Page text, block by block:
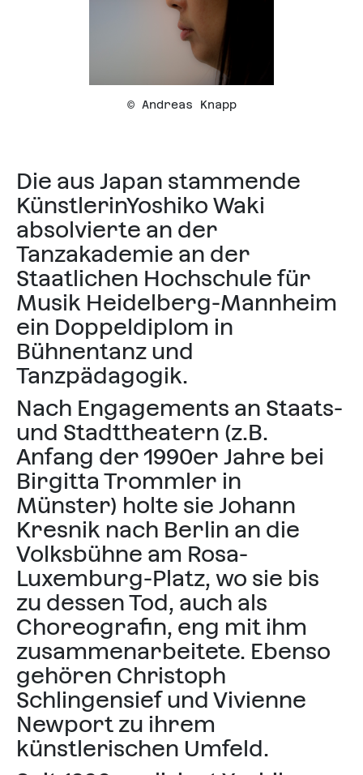
© Andreas Knapp
Die aus Japan stammende
KünstlerinYoshiko Waki
absolvierte an der
Tanzakademie an der
Staatlichen Hochschule für
Musik Heidelberg-Mannheim
ein Doppeldiplom in
Bühnentanz und
Tanzpädagogik.
Nach Engagements an Staats-
und Stadttheatern (z.B.
Anfang der 1990er Jahre bei
Birgitta Trommler in
Münster) holte sie Johann
Kresnik nach Berlin an die
Volksbühne am Rosa-
Luxemburg-Platz, wo sie bis
zu dessen Tod, auch als
Choreografin, eng mit ihm
zusammenarbeitete. Ebenso
gehören Christoph
Schlingensief und Vivienne
Newport zu ihrem
künstlerischen Umfeld.